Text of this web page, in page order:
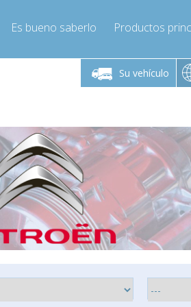
Es bueno saberlo Productos
Su vehículo
a viernes de 9:00 a
16:00
Info@compressor-express.es
De lunes a